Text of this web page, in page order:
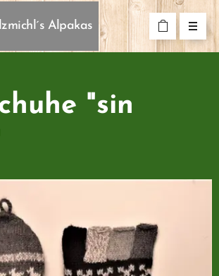
Alpakas
"sin